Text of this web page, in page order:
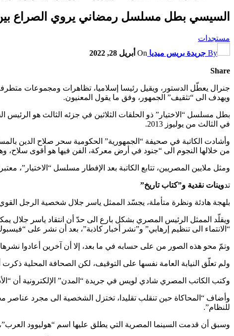
السيسي بطل مسلسل رمضاني يروي الصراع
مستجدات
By جريدة بريس ميديا On أبريل 28, 2022
Share
ويهدف الى “تثقيف” الجمهور، وفق ما يقول المعنيون.
بطل مسلسل “الاختيار” ذو الحلقات الثلاثين في جزئه الثالث هو
في الثالث من يوليوز 2013.
وأشادت الكاتبة في صحيفة “الجمهورية” الحكومية سحر صلاح الدين
من خلالها النجوم الى “جنود في أرض معركة، الفن فيها هو أقوى سلاح،
ومثل ملايين المصريين، تتابع الكاتبة بعد الإفطار مسلسل
تدوينات نقدية و”كتاب تاريخ”
بلهجة هادئة ونظرة متأملة، يجسّد الممثل ياسر جلال شخصية الرجل القوي في بلد يبلغ عدد السجناء السياسيين فيه
“الانتماء الى تنظيم إرهابي” و”نشر أخبار كاذبة”، بعد أن نشر على
وتمّ محو هذه الصور من على حسابه في ما بعد، إلا أن آخرين أعادوا
ولم تعلّق النيابة العامة نفسها على التوقيف، لكن الصحافة المحلية
وكتب الكاتب المصري شادي لويس في جريدة “المدن” الإلكترونية أن
وأضاف “المحاكاة حين تنقلب تقليدا، تختزل الشخصية الى مجرد عناصر
للنظام”.
وسبق أن قدمت السينما المصرية التي يطلق عليها اسم “هوليوود العرب”،